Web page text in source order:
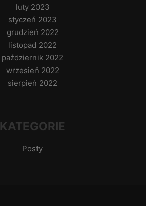
luty 2023
styczeń 2023
grudzień 2022
listopad 2022
październik 2022
wrzesień 2022
sierpień 2022
KATEGORIE
Posty